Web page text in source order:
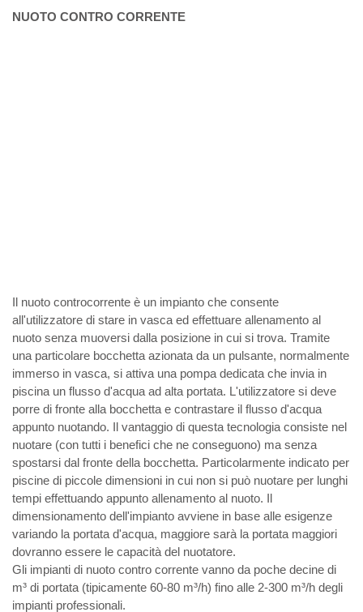
NUOTO CONTRO CORRENTE
Il nuoto controcorrente è un impianto che consente
all'utilizzatore di stare in vasca ed effettuare allenamento al
nuoto senza muoversi dalla posizione in cui si trova. Tramite
una particolare bocchetta azionata da un pulsante, normalmente
immerso in vasca, si attiva una pompa dedicata che invia in
piscina un flusso d'acqua ad alta portata. L'utilizzatore si deve
porre di fronte alla bocchetta e contrastare il flusso d'acqua
appunto nuotando. Il vantaggio di questa tecnologia consiste nel
nuotare (con tutti i benefici che ne conseguono) ma senza
spostarsi dal fronte della bocchetta. Particolarmente indicato per
piscine di piccole dimensioni in cui non si può nuotare per lunghi
tempi effettuando appunto allenamento al nuoto. Il
dimensionamento dell'impianto avviene in base alle esigenze
variando la portata d'acqua, maggiore sarà la portata maggiori
dovranno essere le capacità del nuotatore.
Gli impianti di nuoto contro corrente vanno da poche decine di
m³ di portata (tipicamente 60-80 m³/h) fino alle 2-300 m³/h degli
impianti professionali.